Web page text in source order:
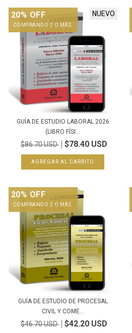
20% OFF
COMPRANDO 2 O MÁS.
NUEVO
GUÍA DE ESTUDIO LABORAL 2026
(LIBRO FÍSI...
$86.70 USD $78.40 USD
20% OFF
COMPRANDO 2 O MÁS.
GUÍA DE ESTUDIO DE PROCESAL
CIVIL Y COME...
$46.70 USD $42.20 USD